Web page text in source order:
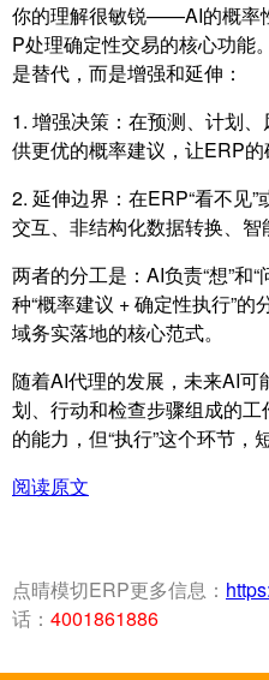
你的理解很敏锐——AI的概率
P处理确定性交易的核心功能
是替代，而是增强和延伸：
1. 增强决策：在预测、计划
供更优的概率建议，让ERP的
2. 延伸边界：在ERP“看不见”
交互、非结构化数据转换、智
两者的分工是：AI负责“想”和“
种“概率建议 + 确定性执行”
域务实落地的核心范式。
随着AI代理的发展，未来AI
划、行动和检查步骤组成的
的能力，但“执行”这个环节，
阅读原文
点晴模切ERP更多信息：
话： 4001861886